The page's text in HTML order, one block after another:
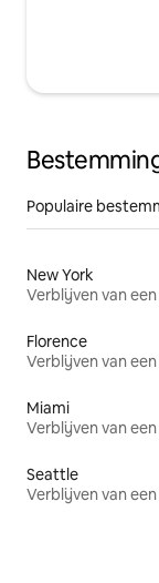
Populaire
New York
Verblijven van
Florence
Verblijven van
Miami
Verblijven van
Seattle
Verblijven van